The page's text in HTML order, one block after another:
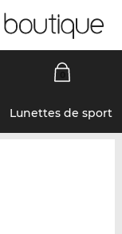
Lunettes de sport